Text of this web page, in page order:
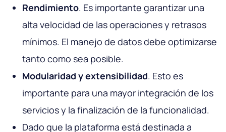
Rendimiento. Es importante garantizar una
alta velocidad de las operaciones y retrasos
mínimos. El manejo de datos debe optimizarse
tanto como sea posible.
Modularidad y extensibilidad. Esto es
importante para una mayor integración de los
servicios y la finalización de la funcionalidad.
Dado que la plataforma está destinada a